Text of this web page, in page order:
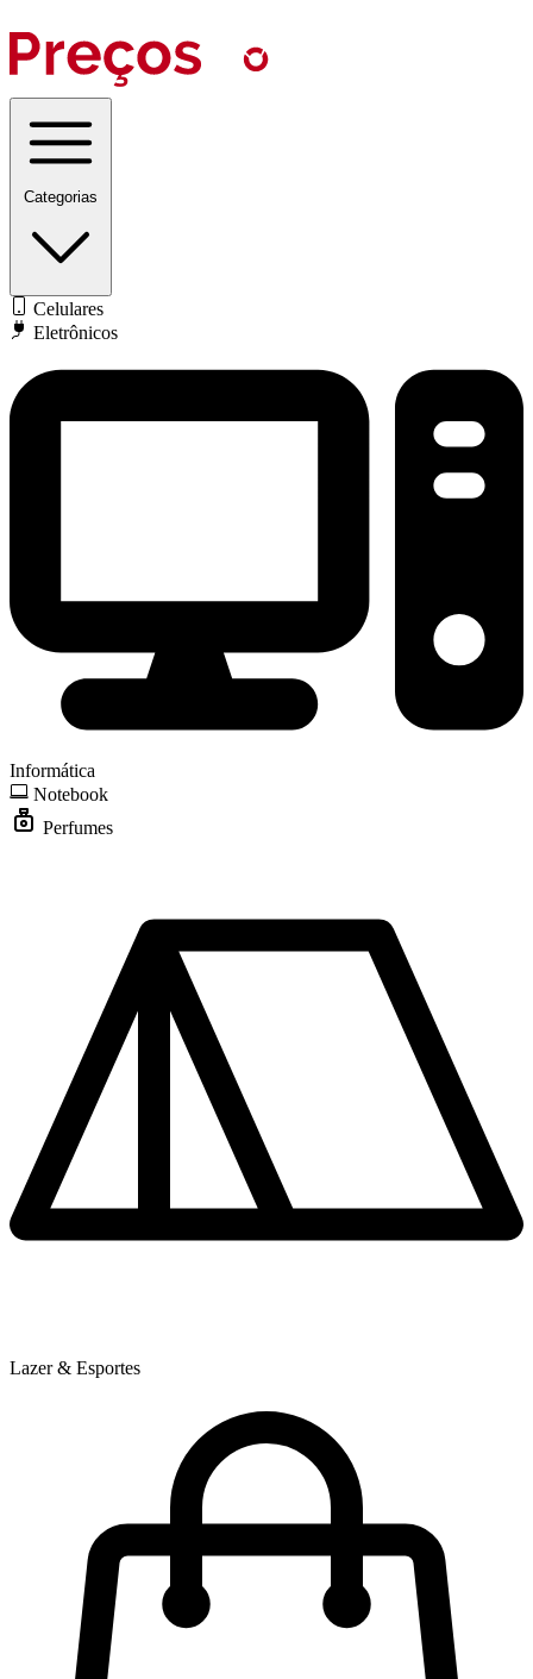
Categorias
Celulares
Eletrônicos
Informática
Notebook
Perfumes
Lazer & Esportes